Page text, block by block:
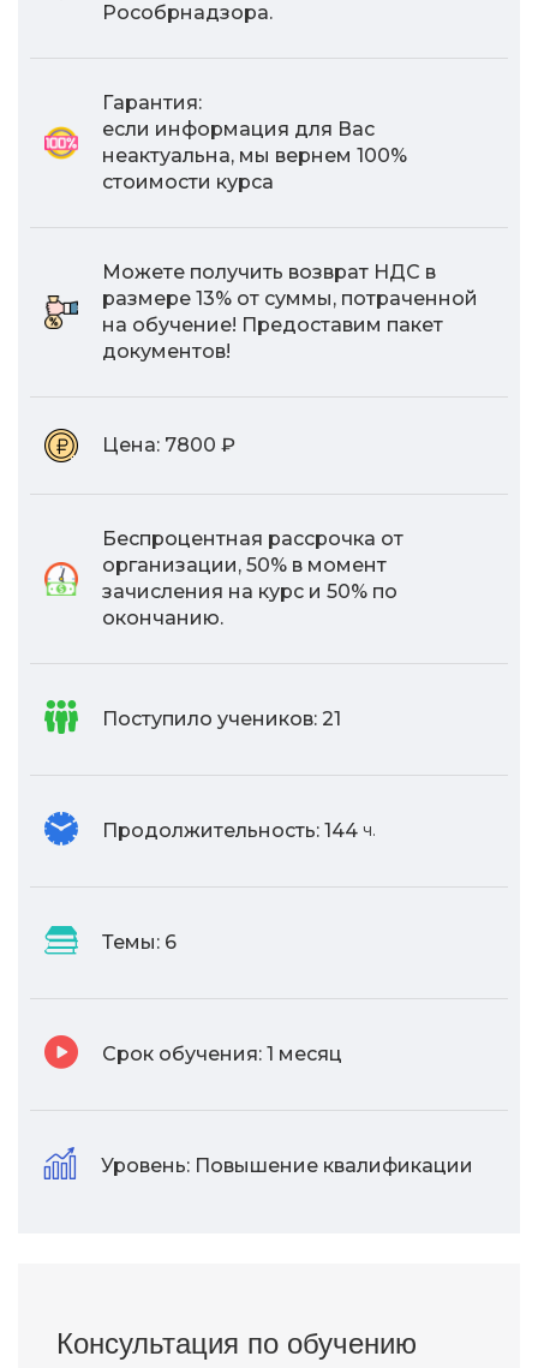
Рособрнадзора.
Гарантия:
если информация для Вас
неактуальна, мы вернем 100%
стоимости курса
Можете получить возврат НДС в
размере 13% от суммы, потраченной
на обучение! Предоставим пакет
документов!
Цена: 7800 ₽
Беспроцентная рассрочка от
организации, 50% в момент
зачисления на курс и 50% по
окончанию.
Поступило учеников: 21
Продолжительность: 144 ч.
Темы: 6
Срок обучения: 1 месяц
Уровень: Повышение квалификации
Консультация по обучению